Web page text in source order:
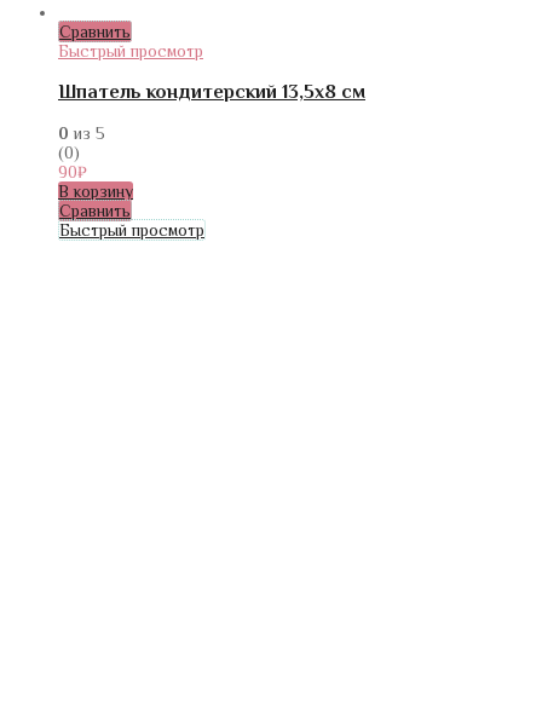
Сравнить
Быстрый просмотр
Шпатель кондитерский 13,5х8 см
0 из 5
(0)
90₽
В корзину
Сравнить
Быстрый просмотр